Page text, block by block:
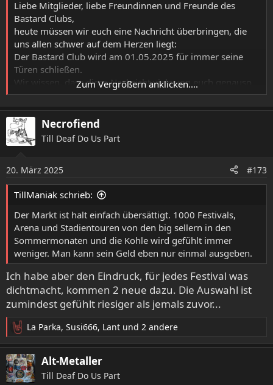
Liebe Mitglieder, liebe Freundinnen und Freunde des
Bastard Clubs,
heute müssen wir euch eine Nachricht überbringen, die
uns allen schwer auf dem Herzen liegt:
Der Bastard Club wird am 01.05.2025 für immer seine
Türen schließen.
Wir wissen, dass diese Nachricht viele von euch genauso
trifft wie uns. Der Bastard Club war nie nur ein
Veranstaltungsort – er war ein Zuhause für Musik, Kultur,
Freundschaften und unzählige unvergessliche Nächte.
Seit der ersten Brandschutzprüfung im April 2023 haben
wir gekämpft. Gemeinsam mit Ingenieuren, Handwerkern,
ehrenamtlichen Helfern und dem Vorstand haben wir im
Rahmen unserer Möglichkeiten versucht, die geforderten
Maßnahmen umzusetzen. Trotz all unserer Mühen und
finanziellen Investitionen kamen bei der zweiten
Begehung im Februar 2025 neue Auflagen hinzu. Die
erforderlichen Umbaukosten in Höhe von ca. € 200.000
sind schlicht nicht mehr zu stemmen. Fördergelder
wurden leider abgelehnt. Schweren Herzens bleibt uns
daher keine andere Wahl, als den Club zu schließen.
Es ist uns gelungen, bei der Stadt Osnabrück einen
Aufschub der Schließung bis zum 1. Mai 2025
auszuhandeln. So können wir gemeinsam einen würdigen
Abschied feiern, statt von heute auf morgen die Lichter
auszuschalten. Was danach mit dem Verein passiert und
ob es einen Neuanfang an einem anderen Ort geben kann,
werden wir in Kürze mit euch in der
Mitgliederversammlung besprechen.
Es schmerzt uns sehr, diesen Ort zu verlieren – einen Ort,
Zum Vergrößern anklicken....
Necrofiend
Till Deaf Do Us Part
20. März 2025 #173
TillManiak schrieb:
Der Markt ist halt einfach übersättigt. 1000 Festivals,
Arena und Stadientouren von den big sellern in den
Sommermonaten und die Kohle wird gefühlt immer
weniger. Man kann sein Geld eben nur einmal ausgeben.
Ich habe aber den Eindruck, für jedes Festival was
dichtmacht, kommen 2 neue dazu. Die Auswahl ist
zumindest gefühlt riesiger als jemals zuvor...
R
e
a
k
t
La Parka, Susi666, Lant und 2 andere
Alt-Metaller
Till Deaf Do Us Part